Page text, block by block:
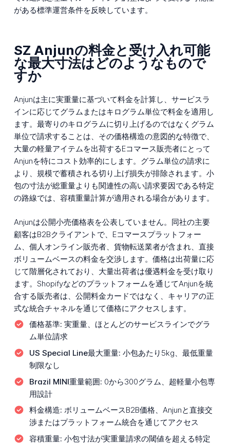
がある標準運営条件を反映しています。
SZ Anjunの料金と受け入れ可能
な最大寸法はどのようなもので
すか
Anjunは主に実重量に基づいて料金を計算し、サービスラ
インに応じてグラムまたはキログラム単位で料金を適用し
ます。最寄りのキログラムに切り上げるのではなくグラム
単位で請求することは、その価格構造の意図的な特徴で、
大量の軽量アイテムを出荷するEコマース販売者にとって
Anjunを特にコスト効率的にします。グラム単位の請求に
より、規模で蓄積される切り上げ損失が排除されます。小
包の寸法が総重量よりも関連性の高い請求要因である特定
の路線では、容積重量計算が適用される場合があります。
Anjunは公開小売価格表を公表していません。同社の主要
顧客はB2Bクライアントで、Eコマースプラットフォー
ム、個人オンライン販売者、貨物転送業者が含まれ、直接
ボリュームベースの料金を交渉します。価格は出荷量に応
じて階層化されており、大量出荷者は優遇料金を受け取り
ます。Shopifyなどのプラットフォームを通じてAnjunを統
合する販売者は、公開料金カードではなく、キャリアの正
式な統合チャネルを通じて価格にアクセスします。
価格基準: 実重量、ほとんどのサービスラインでグラ
ム単位請求
US Special Line最大重量: 小包あたり5kg、最低重量
制限なし
Brazil MINI重量範囲: 0から300グラム、超軽量小包専
用設計
料金構造: ボリュームベースB2B価格、Anjunと直接交
渉またはプラットフォーム統合を通じてアクセス
容積重量: 小包寸法が実重量請求の閾値を超える特定